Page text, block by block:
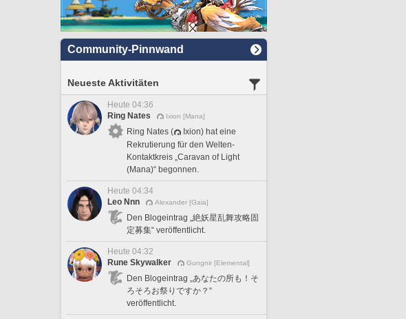
Community-Pinnwand
Neueste Aktivitäten
Heute 04:36
Ring Nates
Ixion [Mana]
Ring Nates (
Ixion) hat eine
Rekrutierung für den Welten-
Kontaktkreis „Caravan of Light
(Mana)“ begonnen.
Heute 04:34
Leo Nnn
Alexander [Gaia]
Den Blogeintrag „絶妖星乱舞攻略固
定募集“ veröffentlicht.
Heute 04:32
Rune Skywalker
Gungnir [Elemental]
Den Blogeintrag „あなたの所も！そ
ろそろお祭りですか？“
veröffentlicht.